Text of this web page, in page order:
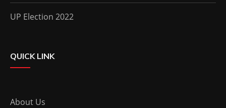
UP Election 2022
QUICK LINK
About Us